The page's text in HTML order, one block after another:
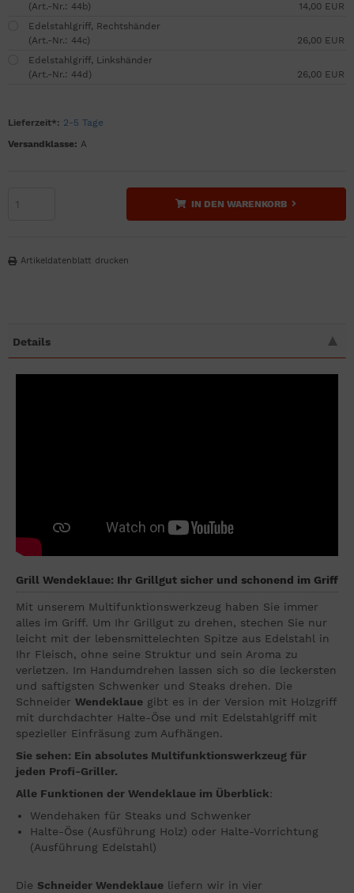
(Art.-Nr.: 44b)
14,00 EUR
Edelstahlgriff, Rechtshänder
(Art.-Nr.: 44c)
26,00 EUR
Edelstahlgriff, Linkshänder
(Art.-Nr.: 44d)
26,00 EUR
Lieferzeit*: 2-5 Tage
Versandklasse: A
IN DEN WARENKORB
Artikeldatenblatt drucken
Details
Grill Wendeklaue: Ihr Grillgut sicher und schonend im Griff
Mit unserem Multifunktionswerkzeug haben Sie immer
alles im Griff. Um Ihr Grillgut zu drehen, stechen Sie nur
leicht mit der lebensmittelechten Spitze aus Edelstahl in
Ihr Fleisch, ohne seine Struktur und sein Aroma zu
verletzen. Im Handumdrehen lassen sich so die leckersten
und saftigsten Schwenker und Steaks drehen. Die
Schneider Wendeklaue gibt es in der Version mit Holzgriff
mit durchdachter Halte-Öse und mit Edelstahlgriff mit
spezieller Einfräsung zum Aufhängen.
Sie sehen: Ein absolutes Multifunktionswerkzeug für
jeden Profi-Griller.
Alle Funktionen der Wendeklaue im Überblick:
Wendehaken für Steaks und Schwenker
Halte-Öse (Ausführung Holz) oder Halte-Vorrichtung
(Ausführung Edelstahl)
Die Schneider Wendeklaue liefern wir in vier